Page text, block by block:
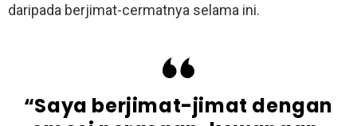
daripada berjimat-cermatnya selama ini.
“Saya berjimat-jimat dengan